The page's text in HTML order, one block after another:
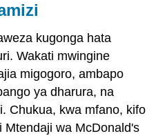
kugonga hata
Wakati mwingine
migogoro, ambapo
ya dharura, na
Chukua, kwa mfano, kifo
Mtendaji wa McDonald's